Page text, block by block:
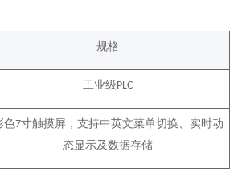
规格
工业级PLC
色7寸触摸屏， 支持中英文菜单切换、实时动
态显示及数据存储